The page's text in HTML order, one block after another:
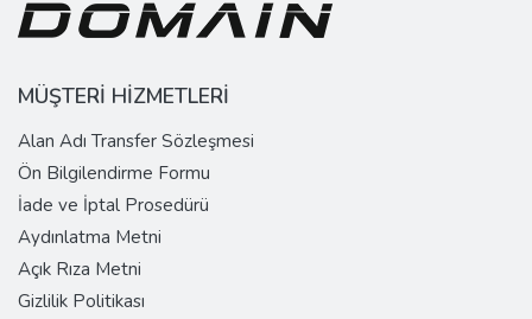
MÜŞTERİ HİZMETLERİ
Alan Adı Transfer Sözleşmesi
Ön Bilgilendirme Formu
İade ve İptal Prosedürü
Aydınlatma Metni
Açık Rıza Metni
Gizlilik Politikası